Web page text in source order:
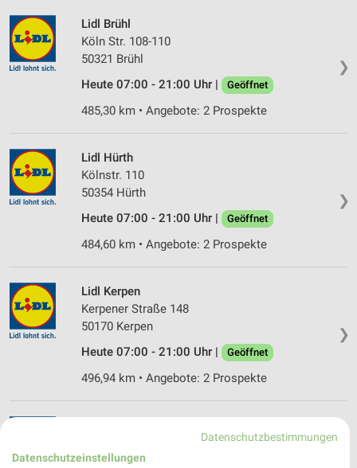
❯
Lidl Brühl
Köln Str. 108-110
50321 Brühl
Heute 07:00 - 21:00 Uhr |
Geöffnet
485,30 km • Angebote: 2 Prospekte
❯
Lidl Hürth
Kölnstr. 110
50354 Hürth
Heute 07:00 - 21:00 Uhr |
Geöffnet
484,60 km • Angebote: 2 Prospekte
❯
Lidl Kerpen
Kerpener Straße 148
50170 Kerpen
Heute 07:00 - 21:00 Uhr |
Geöffnet
496,94 km • Angebote: 2 Prospekte
53332 Bornheim
Datenschutzbestimmungen
Datenschutzeinstellungen